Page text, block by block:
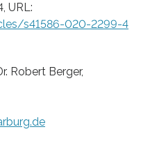
URL:
s41586-020-2299-4
Robert Berger,